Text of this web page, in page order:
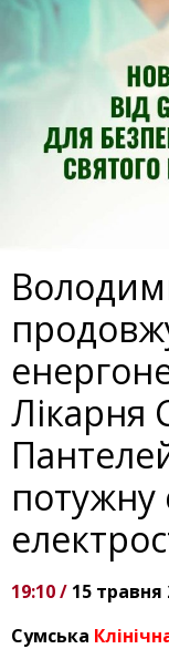
Лікарня
потужну
19:10 / 15 травня
Сумська